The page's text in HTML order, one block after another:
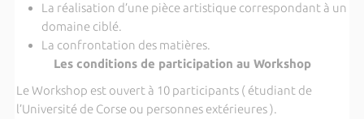
La réalisation d’une pièce artistique correspondant à un
domaine ciblé.
La confrontation des matières.
Les conditions de participation au Workshop
Le Workshop est ouvert à 10 participants ( étudiant de
l’Université de Corse ou personnes extérieures ).